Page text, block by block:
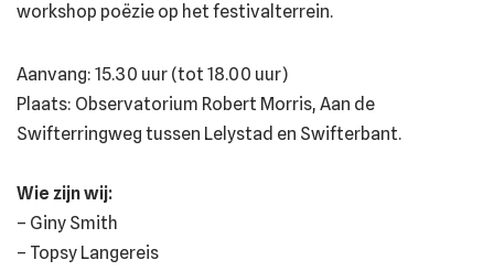
workshop poëzie op het festivalterrein.
Aanvang: 15.30 uur (tot 18.00 uur)
Plaats: Observatorium Robert Morris, Aan de
Swifterringweg tussen Lelystad en Swifterbant.
Wie zijn wij:
– Giny Smith
– Topsy Langereis